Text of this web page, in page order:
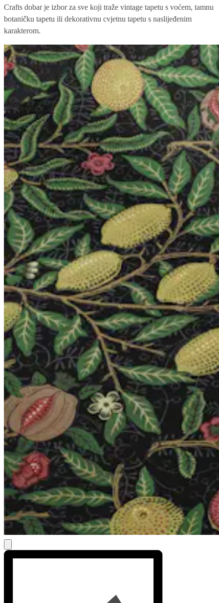
Crafts dobar je izbor za sve koji traže vintage tapetu s voćem, tamnu
botaničku tapetu ili dekorativnu cvjetnu tapetu s naslijeđenim
karakterom.